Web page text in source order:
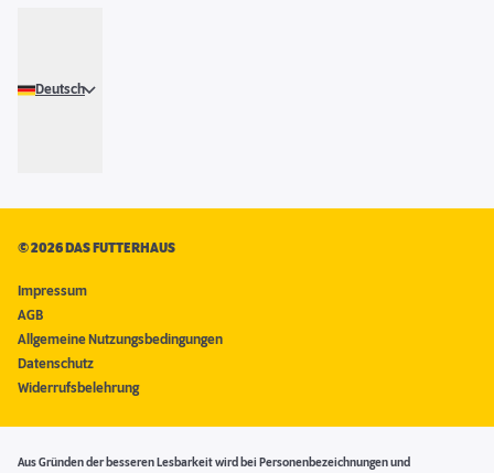
Deutsch
©2026 DAS FUTTERHAUS
Impressum
AGB
Allgemeine Nutzungsbedingungen
Datenschutz
Widerrufsbelehrung
Aus Gründen der besseren Lesbarkeit wird bei Personenbezeichnungen und